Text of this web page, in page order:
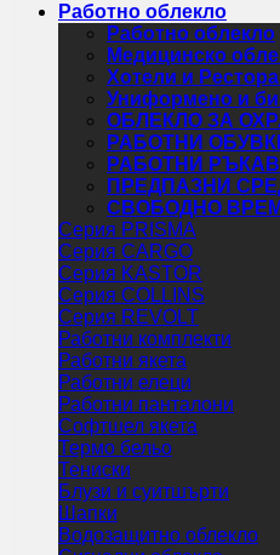
Работно облекло
Работно облекло
Медицинско
Хотели и
Униформено и
ОБЛЕКЛО ЗА
РАБОТНИ
РАБОТНИ
ПРЕДПАЗНИ
СВОБОДНО
Серия PRISMA
Серия CARGO
Серия KASTOR
Серия COLLINS
Серия REVOLT
Работни комплекти
Работни якета
Работни елеци
Работни панталони
Софтшел якета
Термо бельо
Тениски
Блузи и суитшърти
Шапки
Водозащитно облекло